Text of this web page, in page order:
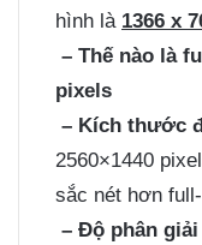
hình là 1366 x
– Thế nào là
pixels
– Kích thước
2560×1440
sắc nét hơn
– Độ phân